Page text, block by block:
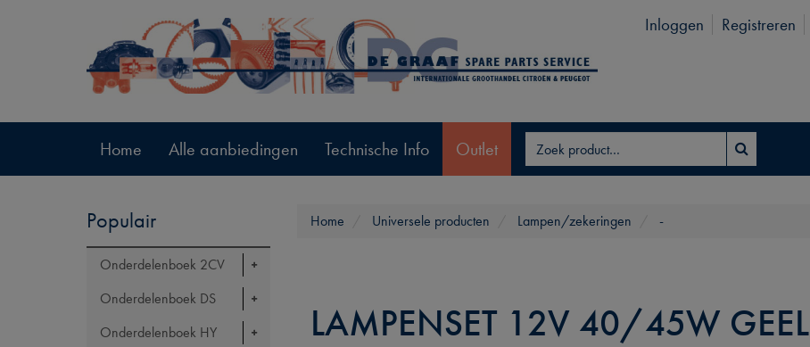
Inloggen Registreren
Home Alle aanbiedingen Technische Info Outlet
Populair
Onderdelenboek 2CV
Onderdelenboek DS
Onderdelenboek HY
Home Universele producten Lampen/zekeringen -
LAMPENSET 12V 40/45W GEEL